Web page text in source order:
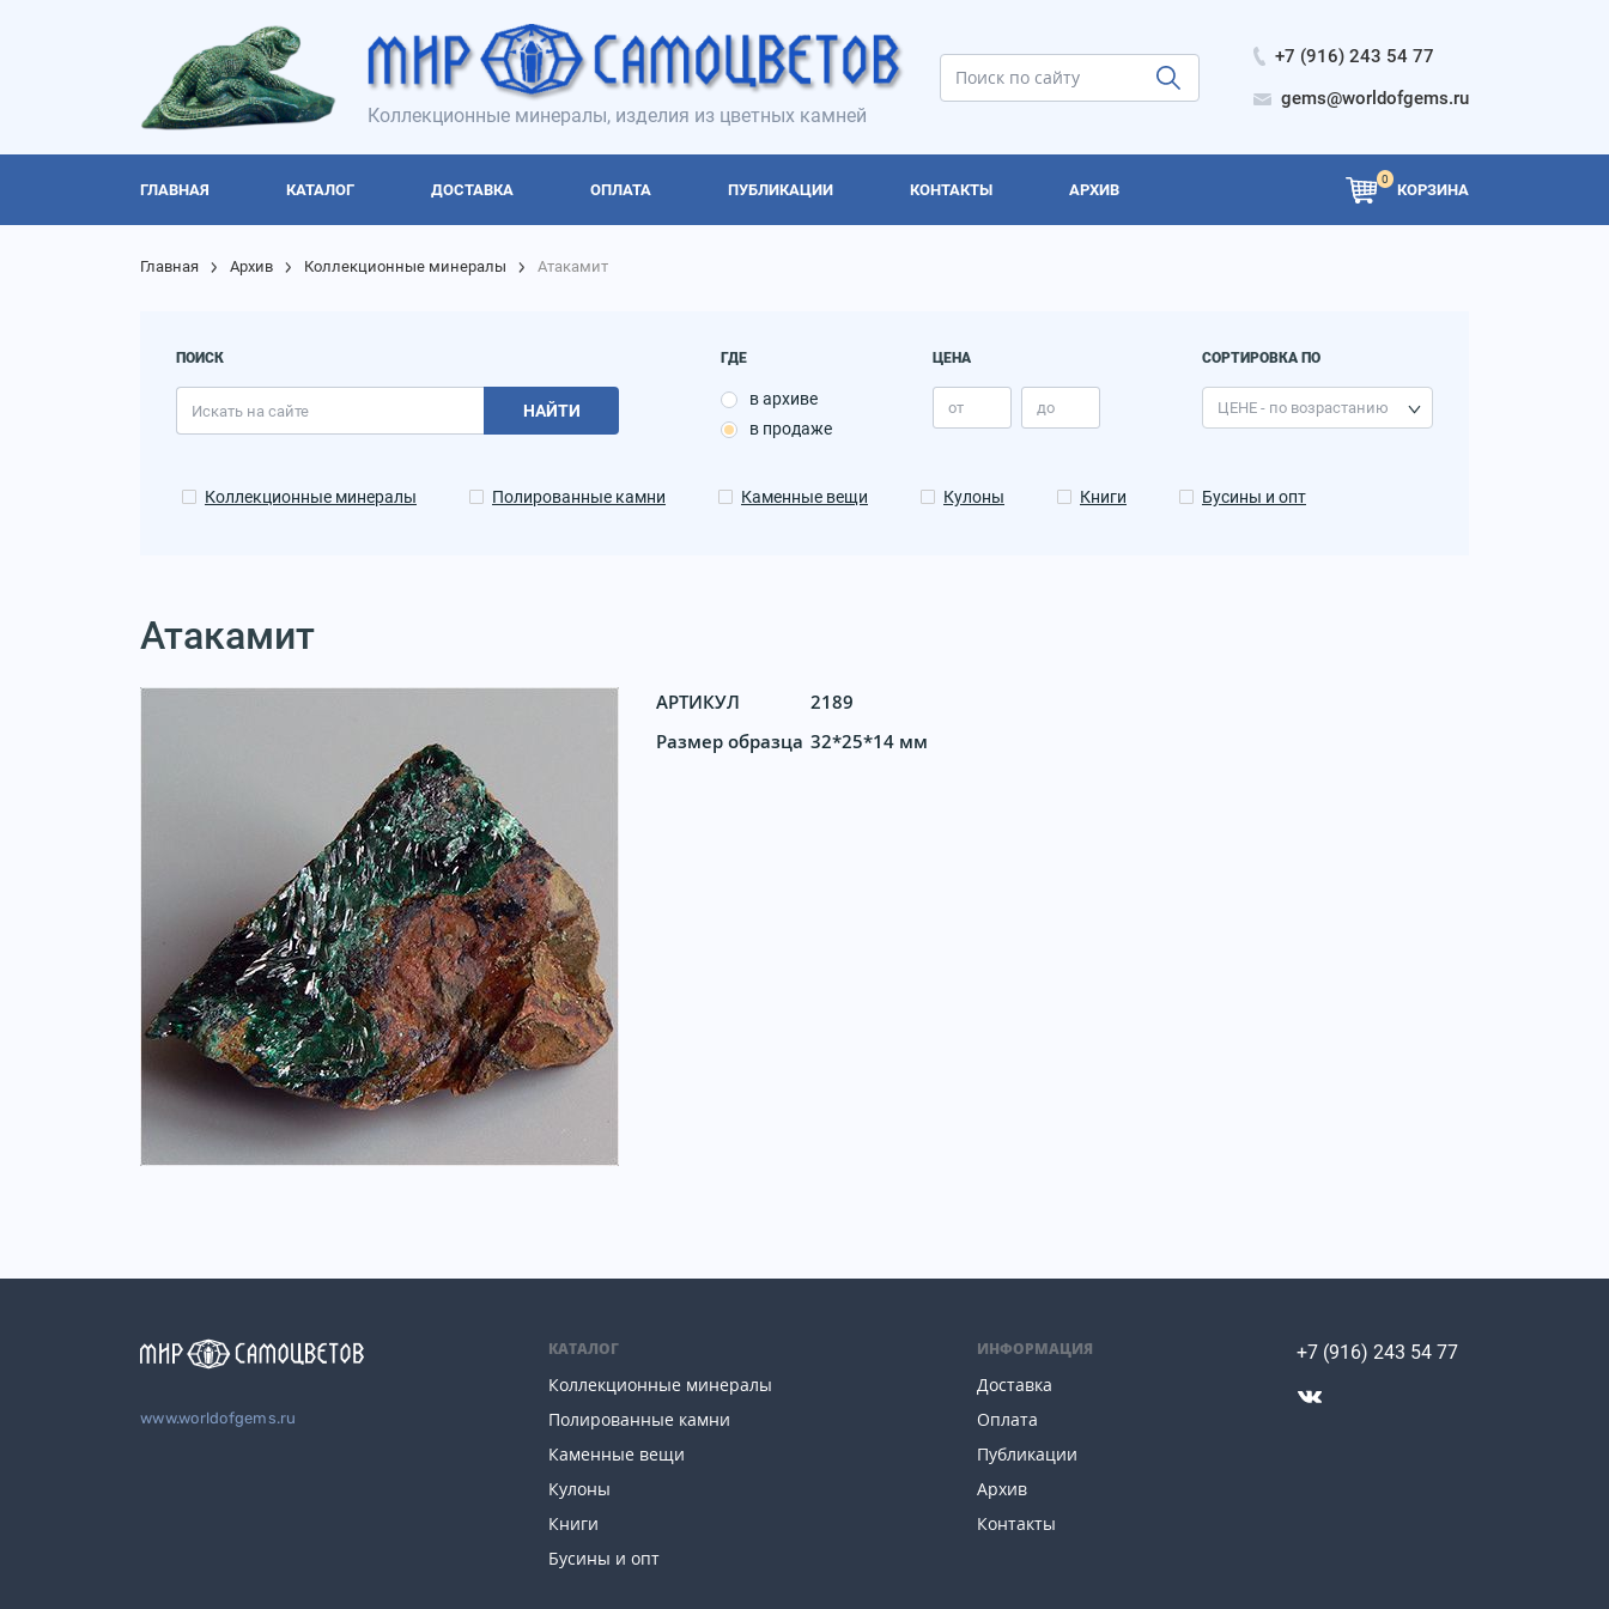
Коллекционные минералы, изделия из цветных камней
+7 (916) 243 54 77
gems@worldofgems.ru
ГЛАВНАЯ КАТАЛОГ ДОСТАВКА ОПЛАТА ПУБЛИКАЦИИ КОНТАКТЫ АРХИВ
0
КОРЗИНА
Главная Архив Коллекционные минералы Атакамит
ПОИСК
НАЙТИ
ГДЕ
в архиве
в продаже
ЦЕНА СОРТИРОВКА ПО
Коллекционные минералы Полированные камни Каменные вещи Кулоны Книги Бусины и опт
Атакамит
АРТИКУЛ
2189
Размер образца 32*25*14 мм
www.worldofgems.ru
КАТАЛОГ
Коллекционные минералы
Полированные камни
Каменные вещи
Кулоны
Книги
Бусины и опт
ИНФОРМАЦИЯ
Доставка
Оплата
Публикации
Архив
Контакты
+7 (916) 243 54 77